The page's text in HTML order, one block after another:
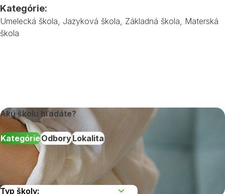
Kategórie:
Umelecká škola Jazyková škola Základná škola Materská
škola
Akú školu hľadáte?
KategórieOdboryLokalita